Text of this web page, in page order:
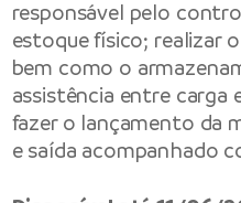
responsável pelo
estoque físico; realizar
bem como o
assistência entre carga
fazer o lançamento da
e saída acompanhado